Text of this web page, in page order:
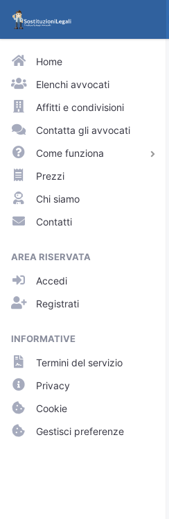
Home
Elenchi avvocati
Affitti e condivisioni
Contatta gli avvocati
Come funziona
Avvocati e praticanti
Visitatori del sito
Approfondimenti
Profili pubblici
Richieste
Prezzi
Chi siamo
Contatti
AREA RISERVATA
Accedi
Registrati
INFORMATIVE
Termini del servizio
Privacy
Cookie
Gestisci preferenze